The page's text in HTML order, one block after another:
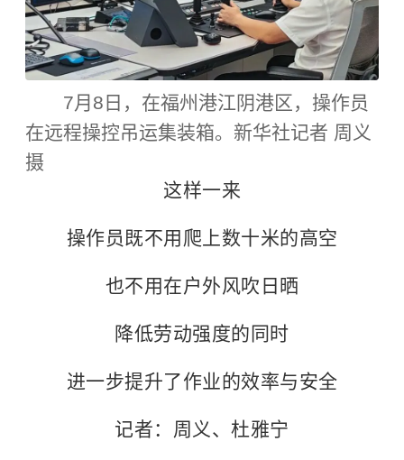
7月8日，在福州港江阴港区，操作员
在远程操控吊运集装箱。新华社记者 周义
摄
这样一来
操作员既不用爬上数十米的高空
也不用在户外风吹日晒
降低劳动强度的同时
进一步提升了作业的效率与安全
记者：周义、杜雅宁